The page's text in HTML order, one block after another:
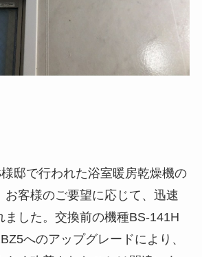
邸で行われた浴室暖房乾燥機の
お客様のご要望に応じて、迅速
ました。交換前の機種BS-141H
へのアップグレードにより、